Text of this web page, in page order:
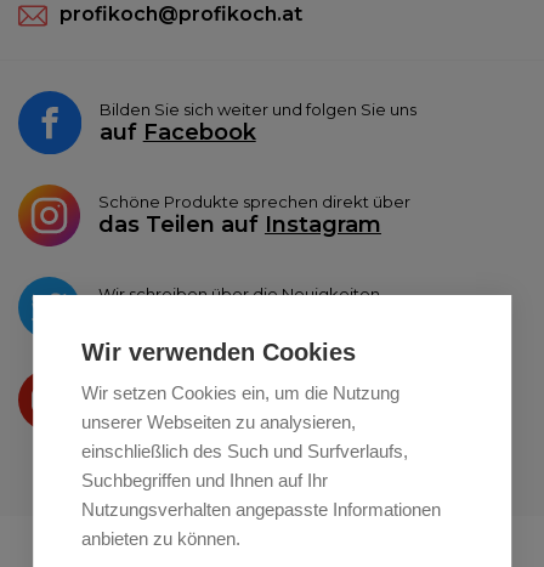
Wir verwenden Cookies
Wir setzen Cookies ein, um die Nutzung
unserer Webseiten zu analysieren,
einschließlich des Such und Surfverlaufs,
Suchbegriffen und Ihnen auf Ihr
Nutzungsverhalten angepasste Informationen
anbieten zu können.
profikoch@profikoch.at
Bilden Sie sich weiter und folgen Sie uns
auf Facebook
Schöne Produkte sprechen direkt über
das Teilen auf Instagram
Wir schreiben über die Neuigkeiten
Wir präsentieren Ihre produkte
Youtube
Profikuchar.sk